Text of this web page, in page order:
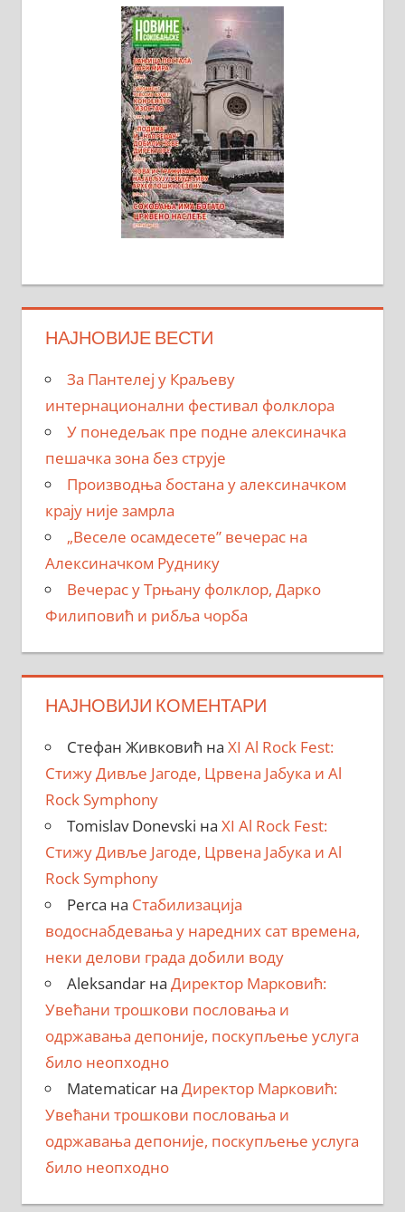
НАЈНОВИЈЕ ВЕСТИ
За Пантелеј у Краљеву
интернационални фестивал фолклора
У понедељак пре подне алексиначка
пешачка зона без струје
Производња бостана у алексиначком
крају није замрла
„Веселе осамдесете” вечерас на
Алексиначком Руднику
Вечерас у Трњану фолклор, Дарко
Филиповић и рибља чорба
НАЈНОВИЈИ КОМЕНТАРИ
Стефан Живковић на XI Al Rock Fest:
Стижу Дивље Јагоде, Црвена Јабука и Al
Rock Symphony
Tomislav Donevski на XI Al Rock Fest:
Стижу Дивље Јагоде, Црвена Јабука и Al
Rock Symphony
Perca на Стабилизација
водоснабдевања у наредних сат времена,
неки делови града добили воду
Aleksandarна Директор Марковић:
Увећани трошкови пословања и
одржавања депоније, поскупљење услуга
било неопходно
Matematicarна Директор Марковић:
Увећани трошкови пословања и
одржавања депоније, поскупљење услуга
било неопходно